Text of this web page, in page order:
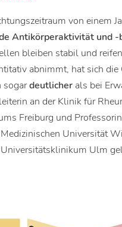
von einem
Antikörperaktivität und
bleiben stabil und
abnimmt, hat sich die
sogardeutlicher als bei
an der Klinik für
Freiburg und
Universität
Ulm